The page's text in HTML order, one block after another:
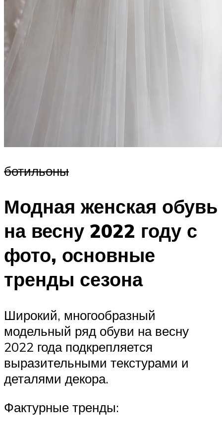
ботильоны
Модная женская обувь
на весну 2022 году с
фото, основные
тренды сезона
Широкий, многообразный
модельный ряд обуви на весну
2022 года подкрепляется
выразительными текстурами и
деталями декора.
Фактурные тренды: